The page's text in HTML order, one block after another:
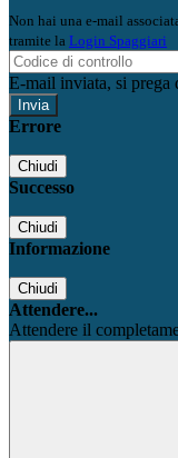
Non hai una e-mail
tramite la Login Spaggiari
E-mail inviata, si prega
Errore
Chiudi
Successo
Chiudi
Informazione
Chiudi
Attendere...
Attendere il